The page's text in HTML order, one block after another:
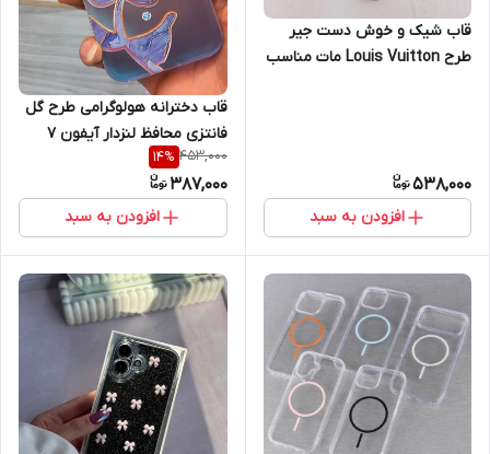
قاب شیک و خوش دست جیر
طرح Louis Vuitton مات مناسب
538,000
افزودن به سبد
قاب دخترانه هولوگرامی طرح گل
فانتزی محافظ لنزدار آیفون 7
453,000
14%
387,000
افزودن به سبد